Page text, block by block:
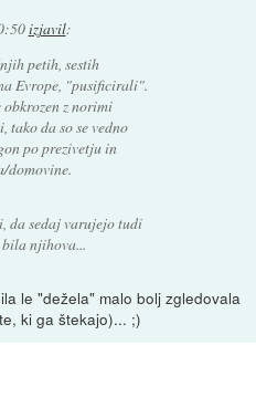
izjavil:
petih, sestih
Evrope, "pusificirali".
z norimi
tako da so se vedno
po prezivetju in
domovine.
da sedaj varujejo tudi
njihova...
le "dežela" malo bolj zgledovala
ki ga štekajo)... ;)